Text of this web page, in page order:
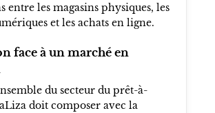
entre les magasins physiques, les
et les achats en ligne.
face à un marché en
du secteur du prêt-à-
doit composer avec la